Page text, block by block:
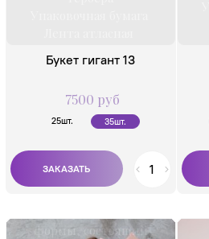
Букет гигант 13
7500 руб
25шт. 35шт.
формы, состоящий